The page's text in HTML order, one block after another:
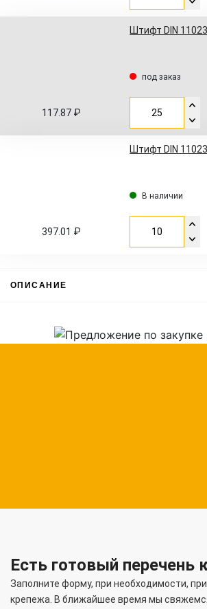
Штифт DIN
под заказ
117.87 ₽
Штифт DIN
В наличии
397.01 ₽
ОПИСАНИЕ
Есть готовый перечень
Заполните форму, при необходимости,
крепежа. В ближайшее время мы